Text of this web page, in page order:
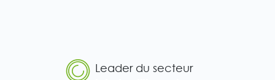
Leader du secteur